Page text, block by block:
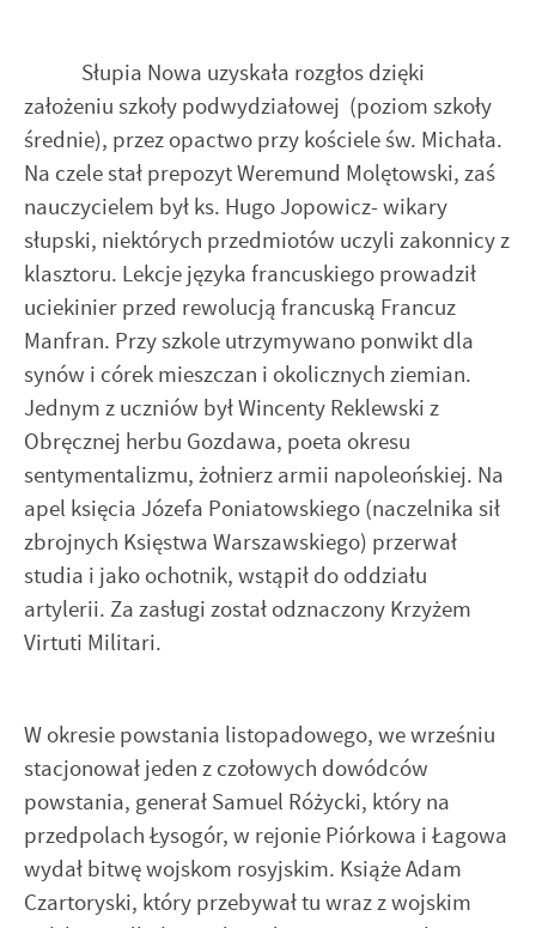
Słupia Nowa uzyskała rozgłos dzięki
założeniu szkoły podwydziałowej (poziom szkoły
średnie), przez opactwo przy kościele św. Michała.
Na czele stał prepozyt Weremund Molętowski, zaś
nauczycielem był ks. Hugo Jopowicz- wikary
słupski, niektórych przedmiotów uczyli zakonnicy z
klasztoru. Lekcje języka francuskiego prowadził
uciekinier przed rewolucją francuską Francuz
Manfran. Przy szkole utrzymywano ponwikt dla
synów i córek mieszczan i okolicznych ziemian.
Jednym z uczniów był Wincenty Reklewski z
Obręcznej herbu Gozdawa, poeta okresu
sentymentalizmu, żołnierz armii napoleońskiej. Na
apel księcia Józefa Poniatowskiego (naczelnika sił
zbrojnych Księstwa Warszawskiego) przerwał
studia i jako ochotnik, wstąpił do oddziału
artylerii. Za zasługi został odznaczony Krzyżem
Virtuti Militari.
W okresie powstania listopadowego, we wrześniu
stacjonował jeden z czołowych dowódców
powstania, generał Samuel Różycki, który na
przedpolach Łysogór, w rejonie Piórkowa i Łagowa
wydał bitwę wojskom rosyjskim. Książe Adam
Czartoryski, który przebywał tu wraz z wojskim